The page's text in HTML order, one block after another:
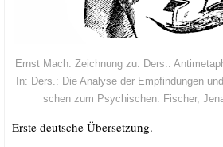
Ernst Mach: Zeich­nung zu: Ders.:
In: Ders.: Die Ana­ly­se der Emp­fin­dun­gen
schen zum Psy­chi­schen. Fischer,
Ers­te deut­sche Übersetzung.